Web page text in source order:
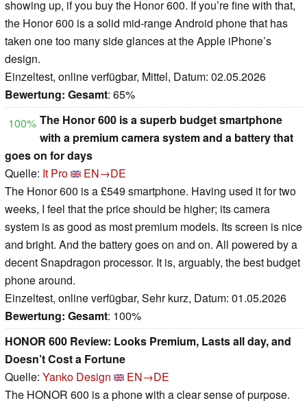
showing up, if you buy the Honor 600. If you’re fine with that,
the Honor 600 is a solid mid-range Android phone that has
taken one too many side glances at the Apple iPhone’s
design.
Einzeltest, online verfügbar, Mittel, Datum: 02.05.2026
Bewertung: Gesamt: 65%
100% The Honor 600 is a superb budget smartphone
with a premium camera system and a battery that
goes on for days
Quelle: It Pro
EN→DE
The Honor 600 is a £549 smartphone. Having used it for two
weeks, I feel that the price should be higher; its camera
system is as good as most premium models. Its screen is nice
and bright. And the battery goes on and on. All powered by a
decent Snapdragon processor. It is, arguably, the best budget
phone around.
Einzeltest, online verfügbar, Sehr kurz, Datum: 01.05.2026
Bewertung: Gesamt: 100%
HONOR 600 Review: Looks Premium, Lasts all day, and
Doesn’t Cost a Fortune
Quelle: Yanko Design
EN→DE
The HONOR 600 is a phone with a clear sense of purpose.